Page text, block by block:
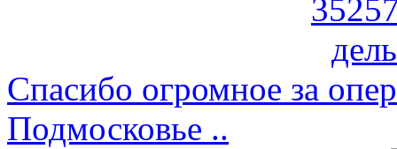
Спасибо огромное за
Подмосковье ..